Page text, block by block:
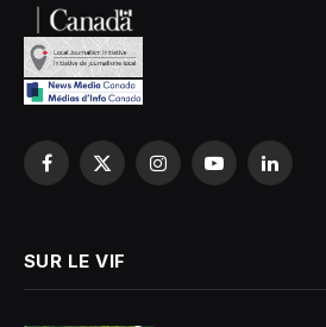
Facebook
X
InstagramYouTubeLinkedIn
SUR LE VIF